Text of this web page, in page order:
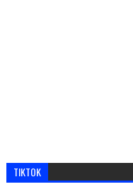
TIKTOK